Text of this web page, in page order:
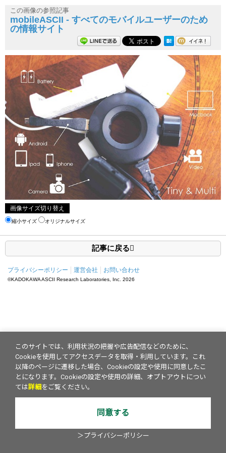
この画像の参照記事
mobileASCII - すべてのモバイルユーザーのため
の情報サイト
画像サイズ切り替え
縮小サイズ オリジナルサイズ
記事に戻る
プライバシーポリシー 運営会社 お問い合わせ
©KADOKAWA ASCII Research Laboratories, Inc. 2026
このサイトでは、利用状況の把握や広告配信などのために、
Cookieを使用してアクセスデータを取得・利用しています。これ
以降のページに遷移した場合、Cookieの設定や使用に同意したこ
とになります。Cookieの設定や使用の詳細、オプトアウトについ
ては詳細 をご覧ください。
同意する
＞プライバシーポリシー